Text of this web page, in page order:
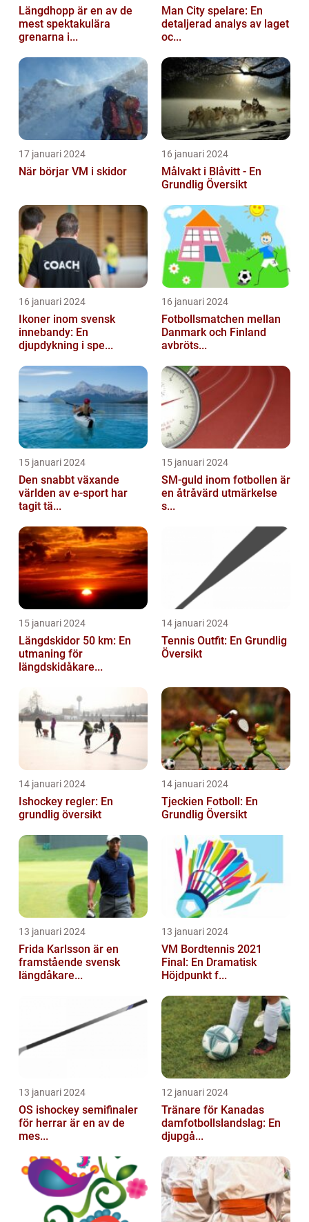
Längdhopp är en av de
mest spektakulära
grenarna i...
Man City spelare: En
detaljerad analys av laget
oc...
17 januari 2024
När börjar VM i skidor
16 januari 2024
Målvakt i Blåvitt - En
Grundlig Översikt
16 januari 2024
Ikoner inom svensk
innebandy: En
djupdykning i spe...
16 januari 2024
Fotbollsmatchen mellan
Danmark och Finland
avbröts...
15 januari 2024
Den snabbt växande
världen av e-sport har
tagit tä...
15 januari 2024
SM-guld inom fotbollen är
en åtråvärd utmärkelse
s...
15 januari 2024
Längdskidor 50 km: En
utmaning för
längdskidåkare...
14 januari 2024
Tennis Outfit: En Grundlig
Översikt
14 januari 2024
Ishockey regler: En
grundlig översikt
14 januari 2024
Tjeckien Fotboll: En
Grundlig Översikt
13 januari 2024
Frida Karlsson är en
framstående svensk
längdåkare...
13 januari 2024
VM Bordtennis 2021
Final: En Dramatisk
Höjdpunkt f...
13 januari 2024
OS ishockey semifinaler
för herrar är en av de
mes...
12 januari 2024
Tränare för Kanadas
damfotbollslandslag: En
djupgå...